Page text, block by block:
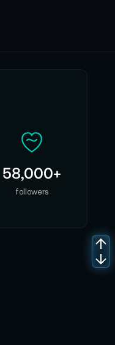
58,000+
followers